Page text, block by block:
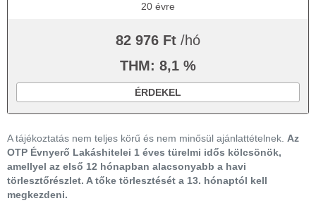
20 évre
82 976 Ft /hó
THM: 8,1 %
ÉRDEKEL
A tájékoztatás nem teljes körű és nem minősül ajánlattételnek. Az
OTP Évnyerő Lakáshitelei 1 éves türelmi idős kölcsönök,
amellyel az első 12 hónapban alacsonyabb a havi
törlesztőrészlet. A tőke törlesztését a 13. hónaptól kell
megkezdeni.